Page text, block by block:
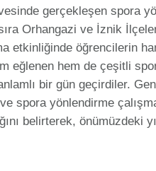
gerçekleşen spora
Orhangazi ve İznik
etkinliğinde öğrencilerin
eğlenen hem de çeşitli
bir gün geçirdiler.
spora yönlendirme
belirterek, önümüzdeki